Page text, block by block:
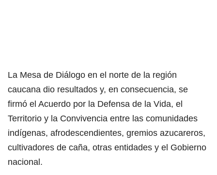
La Mesa de Diálogo en el norte de la región
caucana dio resultados y, en consecuencia, se
firmó el Acuerdo por la Defensa de la Vida, el
Territorio y la Convivencia entre las comunidades
indígenas, afrodescendientes, gremios azucareros,
cultivadores de caña, otras entidades y el Gobierno
nacional.